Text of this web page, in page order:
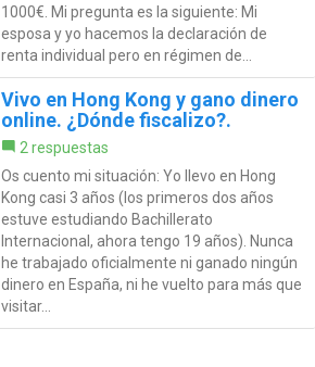
1000€. Mi pregunta es la siguiente: Mi
esposa y yo hacemos la declaración de
renta individual pero en régimen de...
Vivo en Hong Kong y gano dinero
online. ¿Dónde fiscalizo?.
2 respuestas
Os cuento mi situación: Yo llevo en Hong
Kong casi 3 años (los primeros dos años
estuve estudiando Bachillerato
Internacional, ahora tengo 19 años). Nunca
he trabajado oficialmente ni ganado ningún
dinero en España, ni he vuelto para más que
visitar...